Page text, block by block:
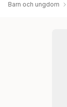
Barn och ungdom